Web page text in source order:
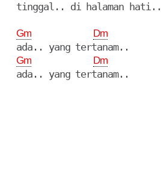
  tinggal.. di halaman hati..
Gm Dm
  ada.. yang tertanam..
Gm Dm